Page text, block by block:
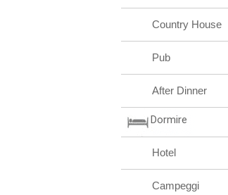
Country House
Pub
After Dinner
Dormire
Hotel
Campeggi